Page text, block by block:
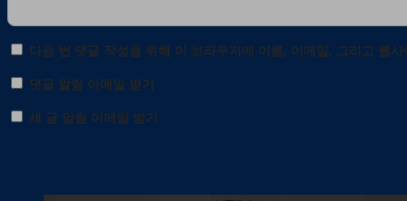
다음 번 댓글 작성을 위해 이 브라우저에 이름, 이메일, 그리고 웹사
댓글 알림 이메일 받기
새 글 알림 이메일 받기